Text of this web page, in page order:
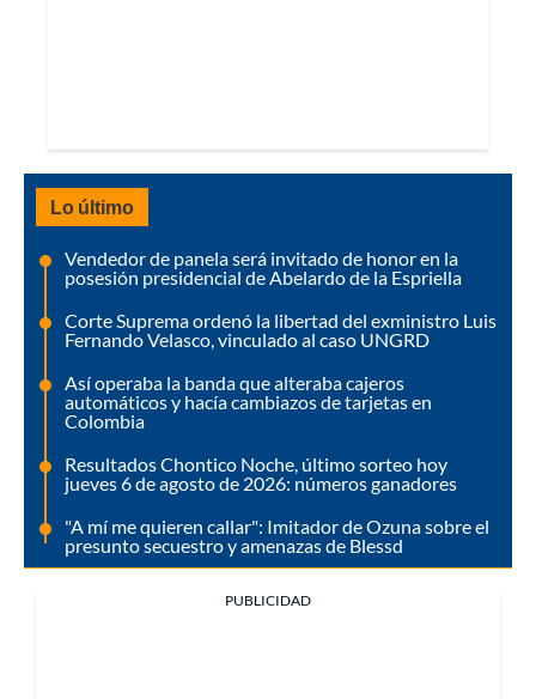
Lo último
Vendedor de panela será invitado de honor en la
posesión presidencial de Abelardo de la Espriella
Corte Suprema ordenó la libertad del exministro Luis
Fernando Velasco, vinculado al caso UNGRD
Así operaba la banda que alteraba cajeros
automáticos y hacía cambiazos de tarjetas en
Colombia
Resultados Chontico Noche, último sorteo hoy
jueves 6 de agosto de 2026: números ganadores
"A mí me quieren callar": Imitador de Ozuna sobre el
presunto secuestro y amenazas de Blessd
PUBLICIDAD